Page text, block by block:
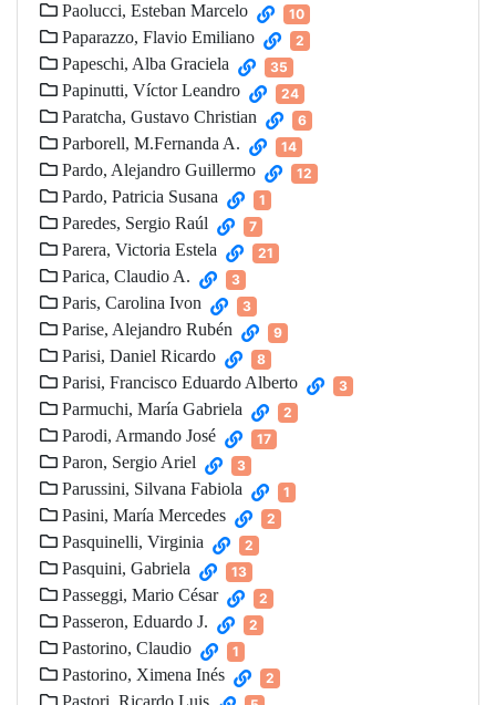
Paolucci, Esteban Marcelo 10
Paparazzo, Flavio Emiliano 2
Papeschi, Alba Graciela 35
Papinutti, Víctor Leandro 24
Paratcha, Gustavo Christian 6
Parborell, M.Fernanda A. 14
Pardo, Alejandro Guillermo 12
Pardo, Patricia Susana 1
Paredes, Sergio Raúl 7
Parera, Victoria Estela 21
Parica, Claudio A. 3
Paris, Carolina Ivon 3
Parise, Alejandro Rubén 9
Parisi, Daniel Ricardo 8
Parisi, Francisco Eduardo Alberto 3
Parmuchi, María Gabriela 2
Parodi, Armando José 17
Paron, Sergio Ariel 3
Parussini, Silvana Fabiola 1
Pasini, María Mercedes 2
Pasquinelli, Virginia 2
Pasquini, Gabriela 13
Passeggi, Mario César 2
Passeron, Eduardo J. 2
Pastorino, Claudio 1
Pastorino, Ximena Inés 2
Pastori, Ricardo Luis